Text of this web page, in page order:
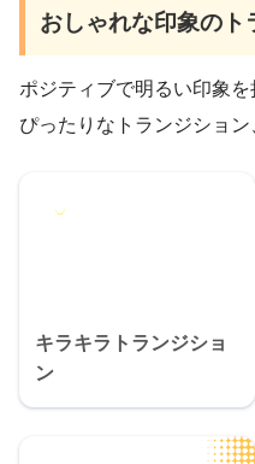
おしゃれな印象のト
ポジティブで明るい印象
ぴったりなトランジション
キラキラトランジショ
ン